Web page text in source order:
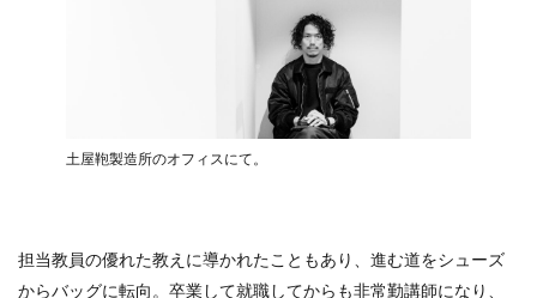
土屋鞄製造所のオフィスにて。
担当教員の優れた教えに導かれたこともあり、進む道をシューズ
からバッグに転向。卒業して就職してからも非常勤講師になり、